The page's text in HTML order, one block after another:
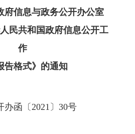
府信息与政务公开办公室
民共和国政府信息公开工
作
告格式》的通知
办函〔2021〕30号